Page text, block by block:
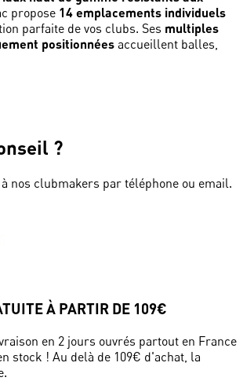
propose 14 emplacements individuels
parfaite de vos clubs. Ses multiples
positionnées accueillent balles,
?
nos clubmakers par téléphone ou email.
À PARTIR DE 109€
en 2 jours ouvrés partout en France
stock ! Au delà de 109€ d'achat, la